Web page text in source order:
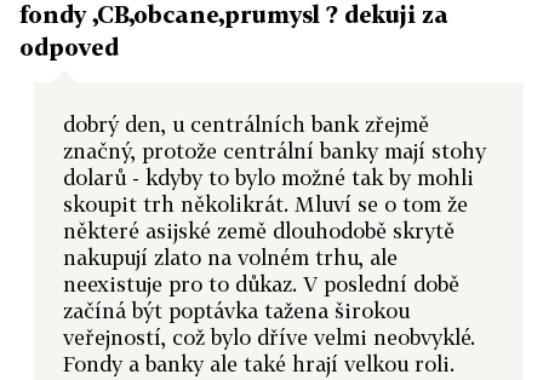
fondy ,CB,obcane,prumysl ? dekuji za
odpoved
dobrý den, u centrálních bank zřejmě
značný, protože centrální banky mají stohy
dolarů - kdyby to bylo možné tak by mohli
skoupit trh několikrát. Mluví se o tom že
některé asijské země dlouhodobě skrytě
nakupují zlato na volném trhu, ale
neexistuje pro to důkaz. V poslední době
začíná být poptávka tažena širokou
veřejností, což bylo dříve velmi neobvyklé.
Fondy a banky ale také hrají velkou roli.